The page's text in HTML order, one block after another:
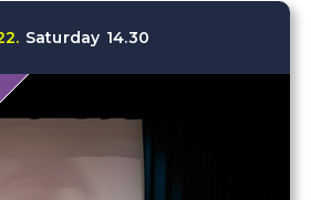
Saturday 14.30